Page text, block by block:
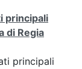
principali
di Regia
principali